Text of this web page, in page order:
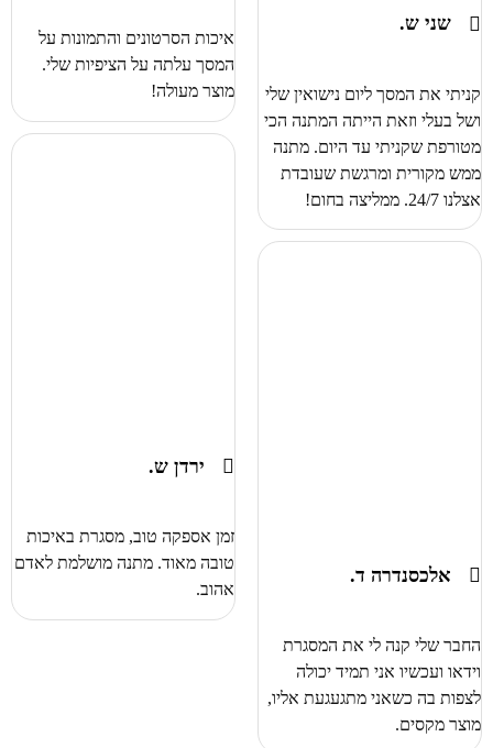
שני ש.
קניתי את המסך ליום נישואין שלי
ושל בעלי וזאת הייתה המתנה הכי
מטורפת שקניתי עד היום. מתנה
ממש מקורית ומרגשת שעובדת
אצלנו 24/7. ממליצה בחום!
אלכסנדרה ד.
החבר שלי קנה לי את המסגרת
וידאו ועכשיו אני תמיד יכולה
לצפות בה כשאני מתגעגעת אליו,
מוצר מקסים.
איכות הסרטונים והתמונות על
המסך עלתה על הציפיות שלי.
מוצר מעולה!
ירדן ש.
זמן אספקה טוב, מסגרת באיכות
טובה מאוד. מתנה מושלמת לאדם
אהוב.